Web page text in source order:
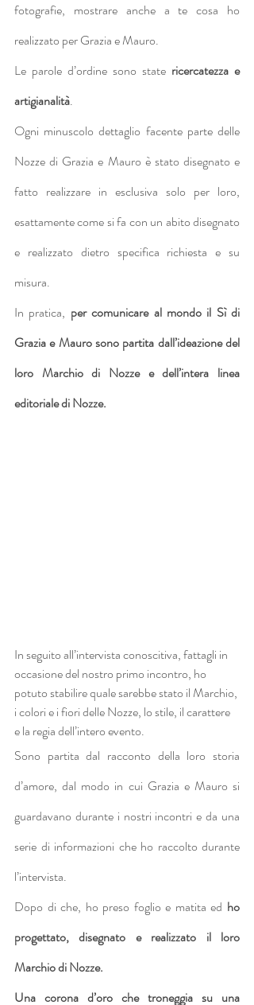
fotografie, mostrare anche a te cosa ho
realizzato per Grazia e Mauro.
Le parole d’ordine sono state ricercatezza e
artigianalità.
Ogni minuscolo dettaglio facente parte delle
Nozze di Grazia e Mauro è stato disegnato e
fatto realizzare in esclusiva solo per loro,
esattamente come si fa con un abito disegnato
e realizzato dietro specifica richiesta e su
misura.
In pratica, per comunicare al mondo il Sì di
Grazia e Mauro sono partita dall’ideazione del
loro Marchio di Nozze e dell’intera linea
editoriale di Nozze.
In seguito all’intervista conoscitiva, fattagli in
occasione del nostro primo incontro, ho
potuto stabilire quale sarebbe stato il Marchio,
i colori e i fiori delle Nozze, lo stile, il carattere
e la regia dell’intero evento.
Sono partita dal racconto della loro storia
d’amore, dal modo in cui Grazia e Mauro si
guardavano durante i nostri incontri e da una
serie di informazioni che ho raccolto durante
l’intervista.
Dopo di che, ho preso foglio e matita ed ho
progettato, disegnato e realizzato il loro
Marchio di Nozze.
Una corona d’oro che troneggia su una